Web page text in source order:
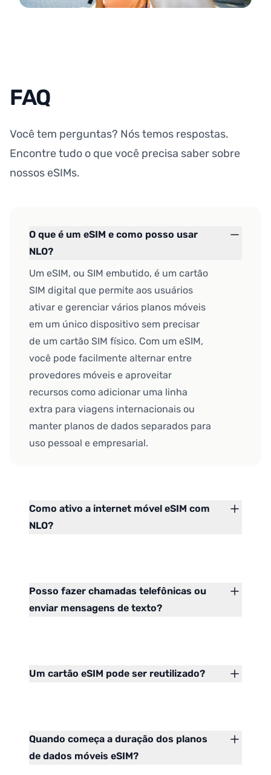
FAQ
Você tem perguntas? Nós temos respostas.
Encontre tudo o que você precisa saber sobre
nossos eSIMs.
O que é um eSIM e como posso usar
NLO?
Um eSIM, ou SIM embutido, é um cartão
SIM digital que permite aos usuários
ativar e gerenciar vários planos móveis
em um único dispositivo sem precisar
de um cartão SIM físico. Com um eSIM,
você pode facilmente alternar entre
provedores móveis e aproveitar
recursos como adicionar uma linha
extra para viagens internacionais ou
manter planos de dados separados para
uso pessoal e empresarial.
Como ativo a internet móvel eSIM com
NLO?
Posso fazer chamadas telefônicas ou
enviar mensagens de texto?
Um cartão eSIM pode ser reutilizado?
Quando começa a duração dos planos
de dados móveis eSIM?